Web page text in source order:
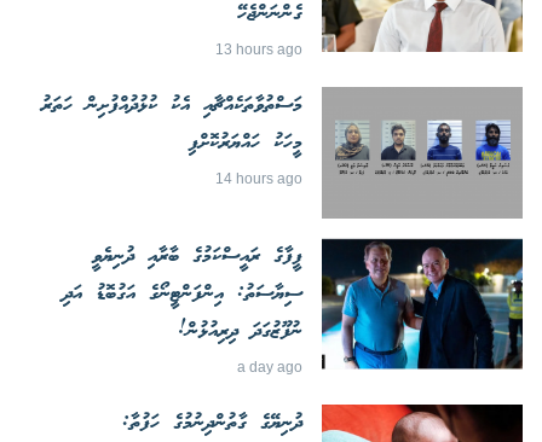
ގެންނަންޖެހޭ
13 hours ago
މަސްތުވާތަކެއްޗާއި އެކު ކުޅުދުއްފުށިން ހަތަރު
މީހަކު ހައްޔަރުކޮށްފި
14 hours ago
ފީފާގެ ރައީސްކަމުގެ ބާރާއި ދުނިޔެވީ
ސިޔާސަތު: އިންފަންޓީނޯގެ އަގުބޮޑު އަދި
ނުފޫޒުގަދަ ދިރިއުޅުން!
a day ago
ދުނިޔޭގެ ގާތުންދިނުމުގެ ހަފުތާ: